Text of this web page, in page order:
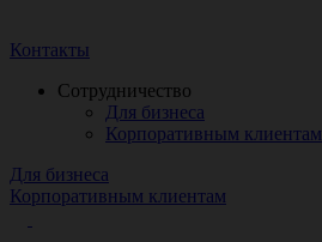
Контакты
Сотрудничество
Для бизнеса
Корпоративным клиентам
Для бизнеса
Корпоративным клиентам